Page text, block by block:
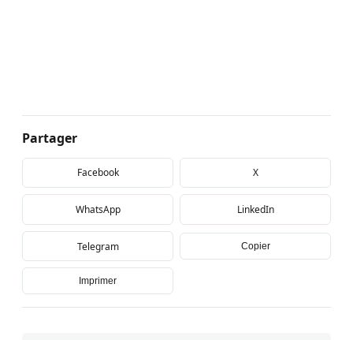
Partager
Facebook X
WhatsApp LinkedIn
Telegram Copier
Imprimer